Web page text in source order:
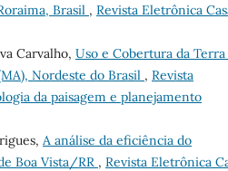
Brasil , Revista Eletrônica
Carvalho, Uso e Cobertura da Terra
Nordeste do Brasil , Revista
da paisagem e planejamento
A análise da eficiência do
Boa Vista/RR , Revista Eletrônica